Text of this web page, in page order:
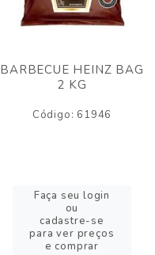
BARBECUE HEINZ BAG
2 KG
Código: 61946
Faça seu login
ou
cadastre-se
para ver preços
e comprar